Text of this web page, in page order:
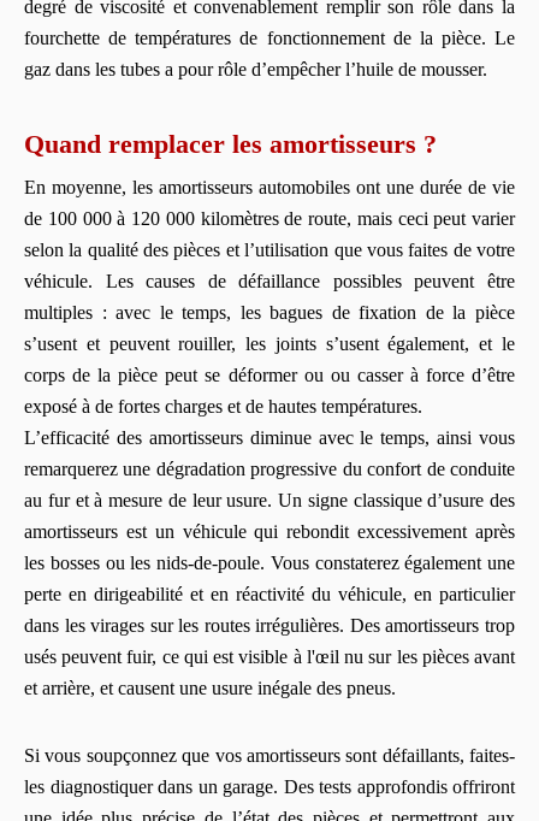
degré de viscosité et convenablement remplir son rôle dans la
fourchette de températures de fonctionnement de la pièce. Le
gaz dans les tubes a pour rôle d’empêcher l’huile de mousser.
Quand remplacer les amortisseurs ?
En moyenne, les amortisseurs automobiles ont une durée de vie
de 100 000 à 120 000 kilomètres de route, mais ceci peut varier
selon la qualité des pièces et l’utilisation que vous faites de votre
véhicule. Les causes de défaillance possibles peuvent être
multiples : avec le temps, les bagues de fixation de la pièce
s’usent et peuvent rouiller, les joints s’usent également, et le
corps de la pièce peut se déformer ou ou casser à force d’être
exposé à de fortes charges et de hautes températures.
L’efficacité des amortisseurs diminue avec le temps, ainsi vous
remarquerez une dégradation progressive du confort de conduite
au fur et à mesure de leur usure. Un signe classique d’usure des
amortisseurs est un véhicule qui rebondit excessivement après
les bosses ou les nids-de-poule. Vous constaterez également une
perte en dirigeabilité et en réactivité du véhicule, en particulier
dans les virages sur les routes irrégulières. Des amortisseurs trop
usés peuvent fuir, ce qui est visible à l'œil nu sur les pièces avant
et arrière, et causent une usure inégale des pneus.
Si vous soupçonnez que vos amortisseurs sont défaillants, faites-
les diagnostiquer dans un garage. Des tests approfondis offriront